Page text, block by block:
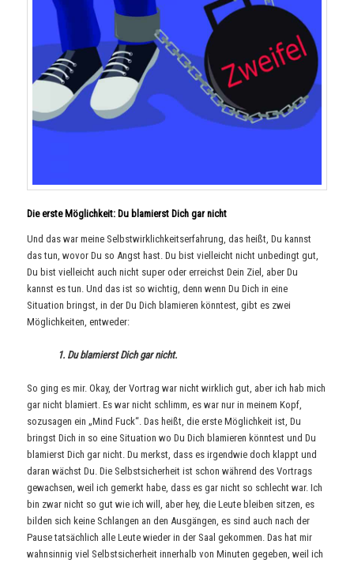
Die erste Möglichkeit: Du blamierst Dich gar nicht
Und das war meine Selbstwirklichkeitserfahrung, das heißt, Du kannst
das tun, wovor Du so Angst hast. Du bist vielleicht nicht unbedingt gut,
Du bist vielleicht auch nicht super oder erreichst Dein Ziel, aber Du
kannst es tun. Und das ist so wichtig, denn wenn Du Dich in eine
Situation bringst, in der Du Dich blamieren könntest, gibt es zwei
Möglichkeiten, entweder:
1. Du blamierst Dich gar nicht.
So ging es mir. Okay, der Vortrag war nicht wirklich gut, aber ich hab mich
gar nicht blamiert. Es war nicht schlimm, es war nur in meinem Kopf,
sozusagen ein „Mind Fuck“. Das heißt, die erste Möglichkeit ist, Du
bringst Dich in so eine Situation wo Du Dich blamieren könntest und Du
blamierst Dich gar nicht. Du merkst, dass es irgendwie doch klappt und
daran wächst Du. Die Selbstsicherheit ist schon während des Vortrags
gewachsen, weil ich gemerkt habe, dass es gar nicht so schlecht war. Ich
bin zwar nicht so gut wie ich will, aber hey, die Leute bleiben sitzen, es
bilden sich keine Schlangen an den Ausgängen, es sind auch nach der
Pause tatsächlich alle Leute wieder in der Saal gekommen. Das hat mir
wahnsinnig viel Selbstsicherheit innerhalb von Minuten gegeben, weil ich